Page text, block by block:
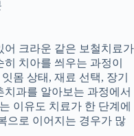
어 크라운 같은 보철치료가
치아를 씌우는 과정이
몸 상태, 재료 선택, 장기
과를 알아보는 과정에서
이유도 치료가 한 단계에
으로 이어지는 경우가 많